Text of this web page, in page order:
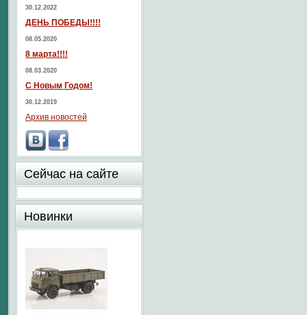
30.12.2022
ДЕНЬ ПОБЕДЫ!!!!
08.05.2020
8 марта!!!!
08.03.2020
С Новым Годом!
30.12.2019
Архив новостей
Сейчас на сайте
Новинки